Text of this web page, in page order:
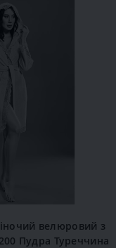
велюровий з
Пудра Туреччина